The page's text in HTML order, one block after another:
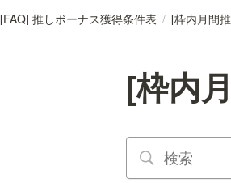
[FAQ] 推しボーナス獲得条件表 / [枠内月間
[枠内